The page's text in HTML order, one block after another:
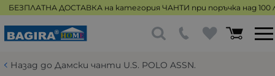
БЕЗПЛАТНА ДОСТАВКА на категория ЧАНТИ при поръчка над 100
Назад до Дамски чанти U.S. POLO ASSN.